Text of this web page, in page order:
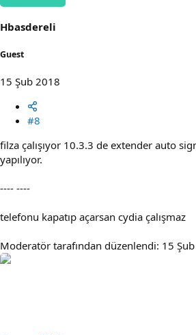
Hbasdereli
Guest
15 Şub 2018
#8
filza çalışıyor 10.3.3 de extender auto
yapılıyor.
---- ----
telefonu kapatıp açarsan cydia çalışmaz
Moderatör tarafından düzenlendi: 15